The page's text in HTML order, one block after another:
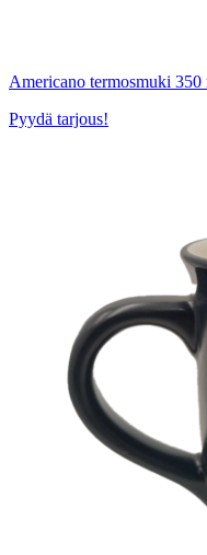
Americano termosmuki 350
Pyydä tarjous!